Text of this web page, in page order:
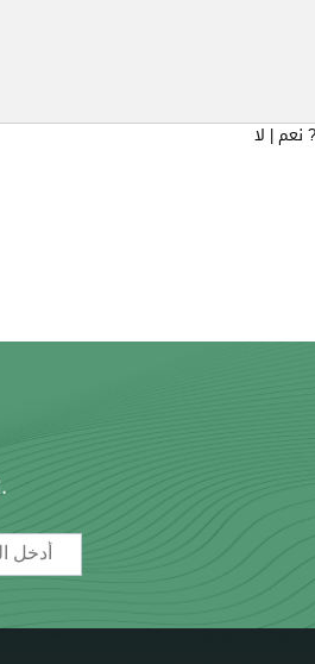
نعم| لا
أدخل بريدك الإلكتروني لتتلقى أحدث الأخبار والتحديثات.
Email